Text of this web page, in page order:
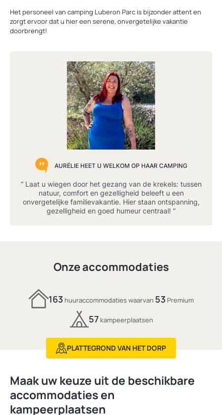
Het personeel van camping Luberon Parc is bijzonder attent en
zorgt ervoor dat u hier een serene, onvergetelijke vakantie
doorbrengt!
AURÉLIE HEET U WELKOM OP HAAR CAMPING
“ Laat u wiegen door het gezang van de krekels: tussen
natuur, comfort en gezelligheid beleeft u een
onvergetelijke familievakantie. Hier staan ontspanning,
gezelligheid en goed humeur centraal! “
Onze accommodaties
163huuraccommodaties waarvan 53Premium
57 kampeerplaatsen
PLATTEGROND VAN HET DORP
Maak uw keuze uit de beschikbare
accommodaties en
kampeerplaatsen